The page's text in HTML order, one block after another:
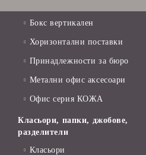
Бокс вертикален
Хоризонтални поставки
Принадлежности за бюро
Метални офис аксесоари
Офис серия КОЖА
Класьори, папки, джобове,
разделители
Класьори